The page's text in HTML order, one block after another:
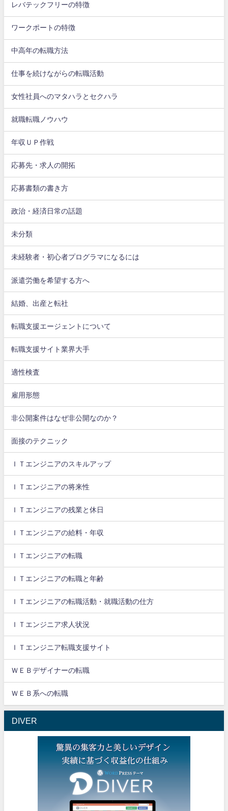
レバテックフリーの特徴
ワークポートの特徴
中高年の転職方法
仕事を続けながらの転職活動
女性社員へのマタハラとセクハラ
就職転職ノウハウ
年収ＵＰ作戦
応募先・求人の開拓
応募書類の書き方
政治・経済日常の話題
未分類
未経験者・初心者プログラマになるには
派遣労働を希望する方へ
結婚、出産と転社
転職支援エージェントについて
転職支援サイト業界大手
適性検査
雇用形態
非公開案件はなぜ非公開なのか？
面接のテクニック
ＩＴエンジニアのスキルアップ
ＩＴエンジニアの将来性
ＩＴエンジニアの残業と休日
ＩＴエンジニアの給料・年収
ＩＴエンジニアの転職
ＩＴエンジニアの転職と年齢
ＩＴエンジニアの転職活動・就職活動の仕方
ＩＴエンジニア求人状況
ＩＴエンジニア転職支援サイト
ＷＥＢデザイナーの転職
ＷＥＢ系への転職
DIVER